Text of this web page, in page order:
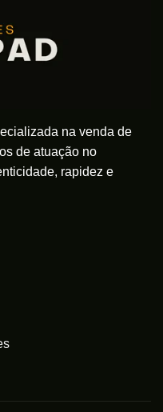
na venda de
de atuação no
rapidez e